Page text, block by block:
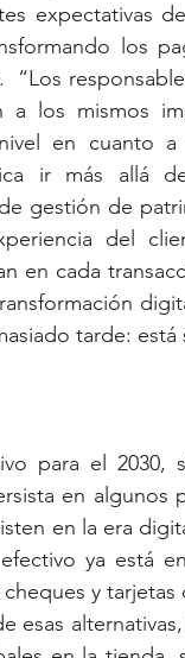
expectativas
los
“Los
a los mismos
en cuanto a
ir más allá
gestión de
del
en cada
tarde:
para el
en algunos
en la era
ya está
y tarjetas
esas